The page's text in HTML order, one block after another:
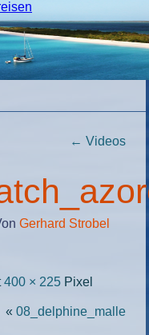
← Videos
Gerhard Strobel
400 × 225Pixel
« 08_delphine_malle